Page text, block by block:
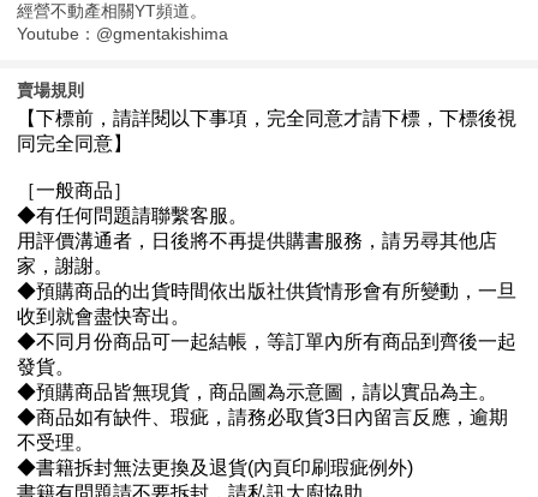
經營不動產相關YT頻道。
Youtube：@gmentakishima
賣場規則